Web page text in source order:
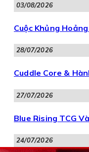
03/08/2026
Cuộc Khủng
28/07/2026
Cuddle Core &
27/07/2026
Blue Rising TCG
24/07/2026